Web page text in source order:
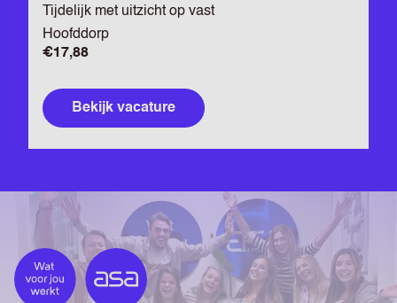
Tijdelijk met uitzicht op vast
Hoofddorp
€17,88
Bekijk vacature